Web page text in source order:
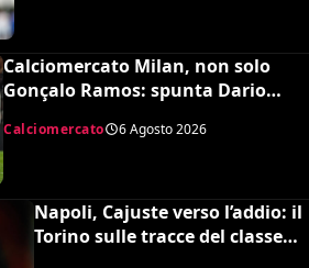
Calciomercato Milan, non solo
Gonçalo Ramos: spunta Dario
Calciomercato 6 Agosto 2026
Napoli, Cajuste verso l’addio: il
Torino sulle tracce del classe